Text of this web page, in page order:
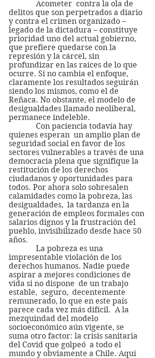
delitos que son perpetrados a diario
y contra el crimen organizado –
legado de la dictadura – constituye
prioridad uno del actual gobierno,
que prefiere quedarse con la
represión y la cárcel, sin
profundizar en las raíces de lo que
ocurre. Si no cambia el enfoque,
claramente los resultados seguirán
siendo los mismos, como el de
Reñaca. No obstante, el modelo de
desigualdades llamado neoliberal,
permanece indeleble.
quienes esperan  un amplio plan de
seguridad social en favor de los
sectores vulnerables a través de una
democracia plena que signifique la
restitución de los derechos
ciudadanos y oportunidades para
todos. Por ahora solo sobresalen
calamidades como la pobreza, las
desigualdades,  la tardanza en la
generación de empleos formales con
salarios dignos y la frustración del
pueblo, invisibilizado desde hace 50
años.
impresentable violación de los
derechos humanos. Nadie puede
aspirar a mejores condiciones de
vida si no dispone  de un trabajo
estable,  seguro,  decentemente
remunerado, lo que en este país
parece cada vez más difícil.  A la
mezquindad del modelo
socioeconómico aún vigente, se
suma otro factor: la crisis sanitaria
del Covid que golpeó  a todo el
mundo y obviamente a Chile. Aquí